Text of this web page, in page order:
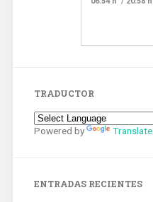
TRADUCTOR
Powered by Translate
ENTRADAS RECIENTES